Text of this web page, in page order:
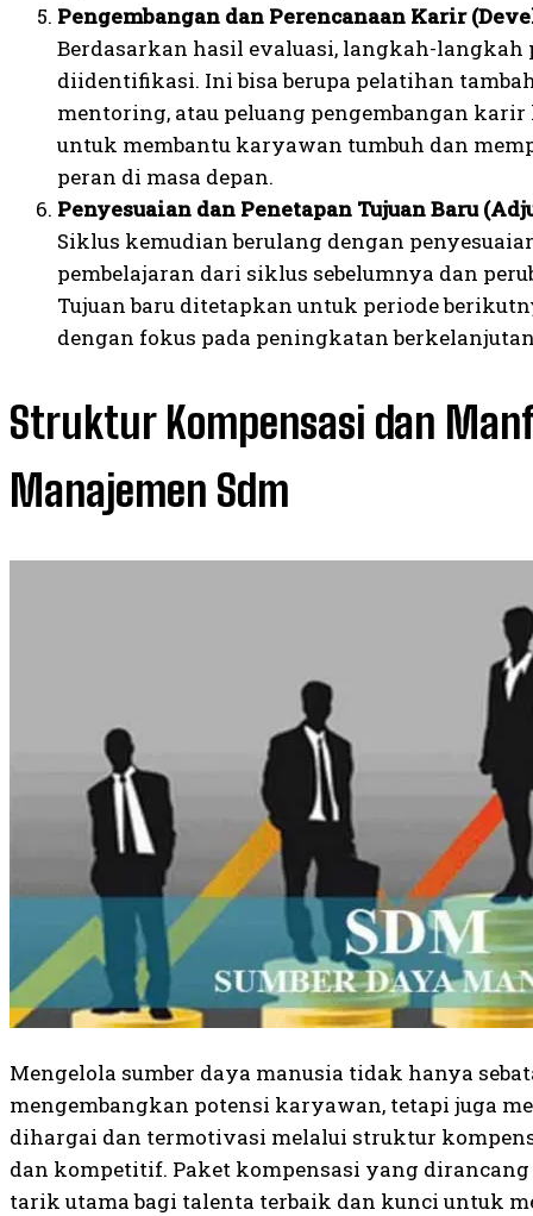
Pengembangan dan Perencanaan Karir
Berdasarkan hasil evaluasi, langkah-langkah
diidentifikasi. Ini bisa berupa pelatihan
mentoring, atau peluang pengembangan
untuk membantu karyawan tumbuh dan
peran di masa depan.
Penyesuaian dan Penetapan Tujuan Baru
Siklus kemudian berulang dengan
pembelajaran dari siklus sebelumnya dan
Tujuan baru ditetapkan untuk periode
dengan fokus pada peningkatan
Struktur Kompensasi dan
Manajemen Sdm
Mengelola sumber daya manusia tidak hanya
mengembangkan potensi karyawan, tetapi juga
dihargai dan termotivasi melalui struktur
dan kompetitif. Paket kompensasi yang
tarik utama bagi talenta terbaik dan kunci untuk